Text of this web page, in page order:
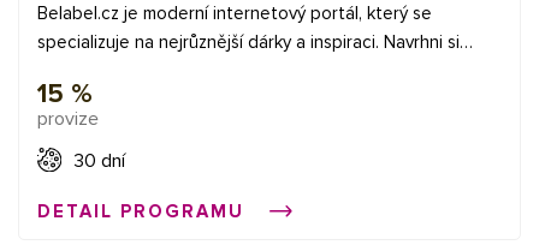
Belabel.cz je moderní internetový portál, který se
specializuje na nejrůznější dárky a inspiraci. Navrhni si
podle sebe. Na výběr máte množství barev a všechny
výrobky si můžete ozdobit libovolným obrázkem, vlastní
fotkou nebo textem.
15 %
provize
30 dní
DETAIL PROGRAMU